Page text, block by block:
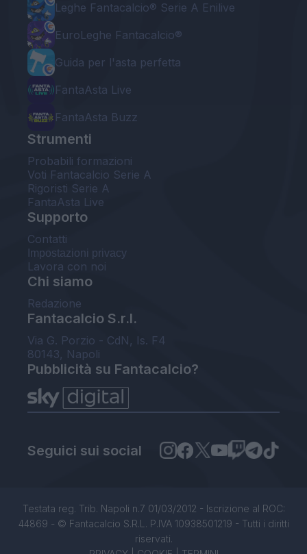
Leghe Fantacalcio® Serie A Enilive
EuroLeghe Fantacalcio®
Guida per l'asta perfetta
FantaAsta Live
FantaAsta Buzz
Strumenti
Probabili formazioni
Voti Fantacalcio Serie A
Rigoristi Serie A
FantaAsta Live
Supporto
Contatti
Impostazioni privacy
Lavora con noi
Chi siamo
Redazione
Fantacalcio S.r.l.
Via G. Porzio - CdN, Is. F4
80143, Napoli
Pubblicità su Fantacalcio?
Seguici sui social
Testata reg. Trib. Napoli n.7 01/03/2012 - Iscrizione al ROC:
44869 - © Fantacalcio S.R.L. P.IVA 10938501219 - Tutti i diritti
riservati.